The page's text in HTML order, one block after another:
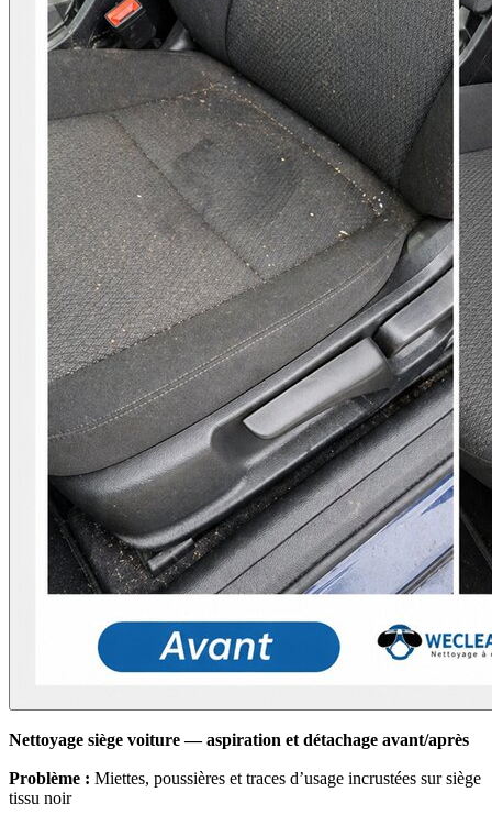
Nettoyage siège voiture — aspiration et détachage avant/après
Problème : Miettes, poussières et traces d’usage incrustées sur siège
tissu noir